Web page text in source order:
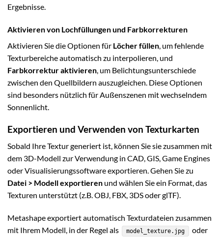
Ergebnisse.
Aktivieren von Lochfüllungen und Farbkorrekturen
Aktivieren Sie die Optionen für Löcher füllen, um fehlende
Texturbereiche automatisch zu interpolieren, und
Farbkorrektur aktivieren, um Belichtungsunterschiede
zwischen den Quellbildern auszugleichen. Diese Optionen
sind besonders nützlich für Außenszenen mit wechselndem
Sonnenlicht.
Exportieren und Verwenden von Texturkarten
Sobald Ihre Textur generiert ist, können Sie sie zusammen mit
dem 3D-Modell zur Verwendung in CAD, GIS, Game Engines
oder Visualisierungssoftware exportieren. Gehen Sie zu
Datei > Modell exportieren und wählen Sie ein Format, das
Texturen unterstützt (z.B. OBJ, FBX, 3DS oder glTF).
Metashape exportiert automatisch Texturdateien zusammen
mit Ihrem Modell, in der Regel als
model_texture.jpg oder